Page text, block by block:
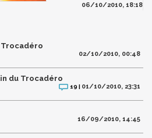
06/10/2010, 18:18
Trocadéro
02/10/2010, 00:48
du Trocadéro
19 | 01/10/2010, 23:31
16/09/2010, 14:45